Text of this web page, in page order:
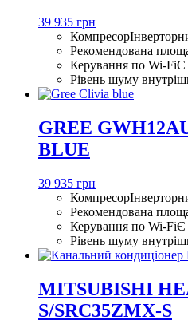
39 935 грн
Компресор
Рекомендована
Керування по Wi-FiЄ
Рівень шуму
GREE
BLUE
39 935 грн
Компресор
Рекомендована
Керування по Wi-FiЄ
Рівень шуму
MITSUBISHI
S/SRC35ZMX-S